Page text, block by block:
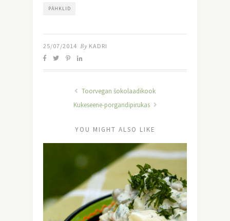
PÄHKLID
25/07/2014 By KADRI
Toorvegan šokolaadikook
Kukeseene-porgandipirukas
YOU MIGHT ALSO LIKE